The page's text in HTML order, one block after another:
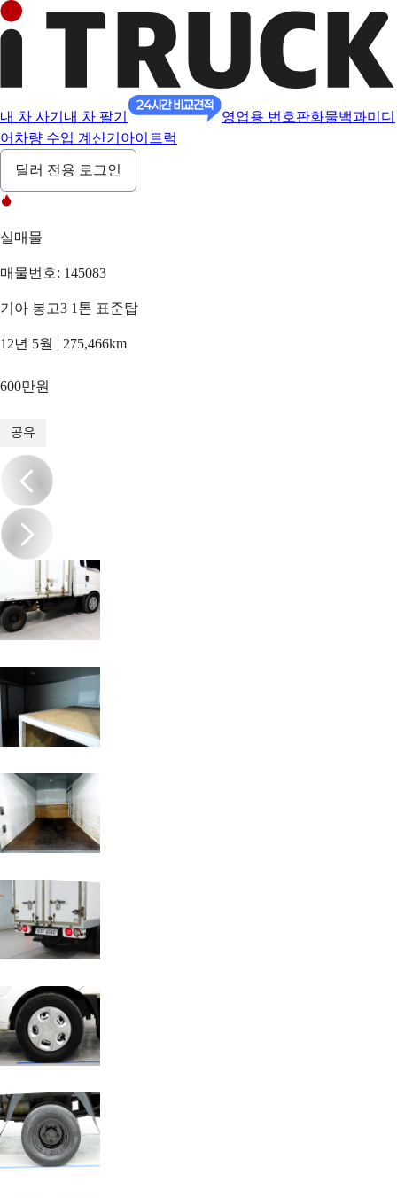
내 차 사기 내 차 팔기 영업용 번호판화물백과미디
어 차량 수입 계산기 아이트럭
딜러 전용 로그인
실매물
매물번호: 145083
기아 봉고3 1톤 표준탑
12년 5월 | 275,466km
600만원
공유
/20